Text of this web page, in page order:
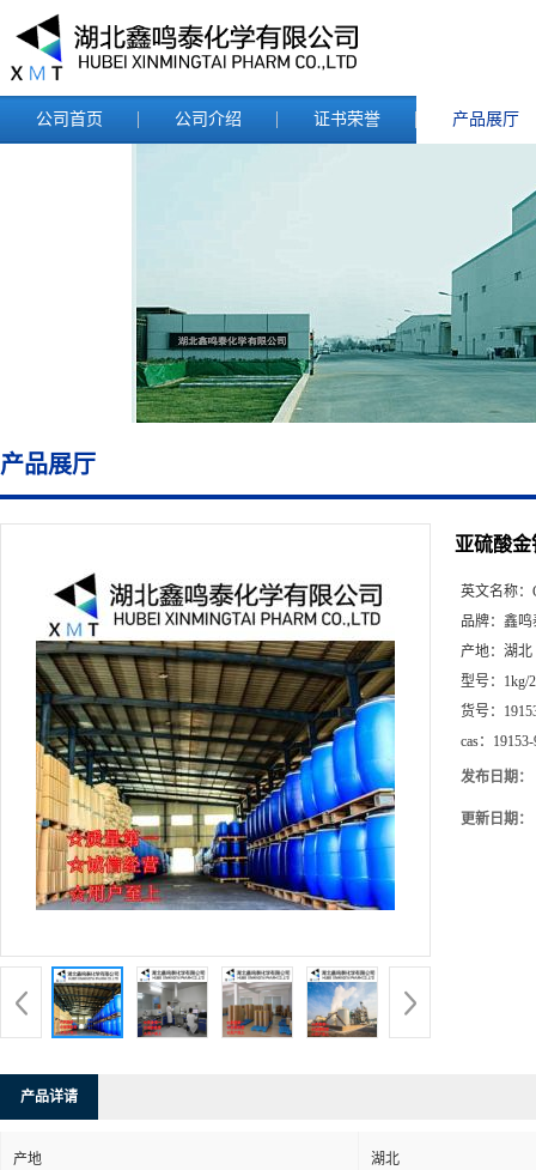
公司首页 公司介绍 证书荣誉 产品展厅
产品展厅
亚硫酸金
英文名称：
品牌： 鑫鸣
产地： 湖北
型号： 1kg/
货号：
cas：
发布日期：
更新日期：
产品详请
产地 湖北